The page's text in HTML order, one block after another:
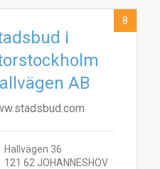
i
AB
Hallvägen 36
121 62 JOHANNESHOV
8